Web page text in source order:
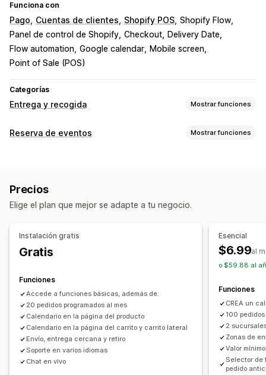
Funciona con
Pago Cuentas de clientes Shopify POS Shopify Flow
Panel de control de Shopify Checkout
Delivery Date
Flow automation Google calendar
Mobile screen
Point of Sale (POS)
Categorías
Entrega y recogida Mostrar funciones
Opciones de entrega
Validación de direcciones
Frente a la tienda
Múltiples sucursales
Tiempos de preparación
Seguimiento en tiempo real
Notificaciones de correo electrónico
Reserva de eventos Mostrar funciones
Eventos personalizados
Notificaciones de correo electrónico
Múltiples sucursales
Personalización
Widget de calendario
CSS personalizado
Precios
Elige el plan que mejor se adapte a tu negocio.
Instalación gratis
Gratis
Funciones
Accede a funciones básicas, además de:
20 pedidos programados al mes
Calendario en la página del producto
Calendario en la página del carrito y carrito lateral
Envío, entrega cercana y retiro
Soporte en varios idiomas
Chat en vivo
Esencial
$6.99al
o $59.88 al
Funciones
CREA un
100
2
Zonas de
Valor
Selector de
pedido